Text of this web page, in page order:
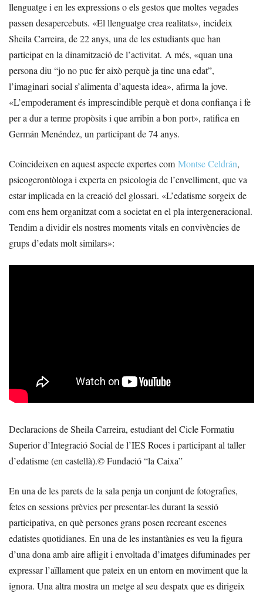
llenguatge i en les expressions o els gestos que moltes vegades
passen desapercebuts. «El llenguatge crea realitats», incideix
Sheila Carreira, de 22 anys, una de les estudiants que han
participat en la dinamització de l’activitat. A més, «quan una
persona diu “jo no puc fer això perquè ja tinc una edat”,
l’imaginari social s’alimenta d’aquesta idea», afirma la jove.
«L’empoderament és imprescindible perquè et dona confiança i fe
per a dur a terme propòsits i que arribin a bon port», ratifica en
Germán Menéndez, un participant de 74 anys.
Coincideixen en aquest aspecte expertes com Montse Celdrán,
psicogerontòloga i experta en psicologia de l’envelliment, que va
estar implicada en la creació del glossari. «L’edatisme sorgeix de
com ens hem organitzat com a societat en el pla intergeneracional.
Tendim a dividir els nostres moments vitals en convivències de
grups d’edats molt similars»:
Declaracions de Sheila Carreira, estudiant del Cicle Formatiu
Superior d’Integració Social de l’IES Roces i participant al taller
d’edatisme (en castellà).© Fundació “la Caixa”
En una de les parets de la sala penja un conjunt de fotografies,
fetes en sessions prèvies per presentar-les durant la sessió
participativa, en què persones grans posen recreant escenes
edatistes quotidianes. En una de les instantànies es veu la figura
d’una dona amb aire afligit i envoltada d’imatges difuminades per
expressar l’aïllament que pateix en un entorn en moviment que la
ignora. Una altra mostra un metge al seu despatx que es dirigeix